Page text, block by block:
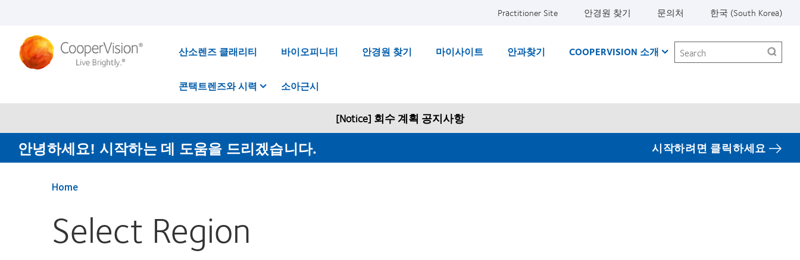
기
Practitioner Site 안경원 찾기 문의처 한국 (South Korea)
산소렌즈 클래리티 바이오피니티 안경원 찾기 마이사이트 안과찾기 COOPERVISION 소개
콘택트렌즈와 시력 소아근시
Search
[Notice] 회수 계획 공지사항
안녕하세요! 시작하는 데 도움을 드리겠습니다. 시작하려면 클릭하세요
Home
Select Region